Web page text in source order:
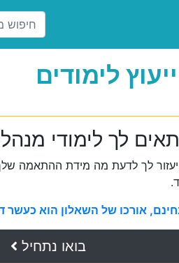
ייעוץ לימודים
לך לימודי מנהל
יעזור לך לדעת מה מידת ההתאמה
אורכו של השאלון הוא כעשר
בואו נתחיל